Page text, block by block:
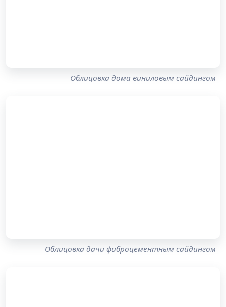
Облицовка дома виниловым сайдингом
Облицовка дачи фиброцементным сайдингом